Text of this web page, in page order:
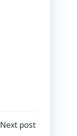
Next post